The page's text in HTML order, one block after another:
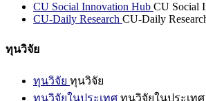
CU Social Innovation Hub CU Social
CU-Daily Research CU-Daily
ทุนวิจัย
ทุนวิจัย ทุนวิจัย
ทุนวิจัยในประเทศ ทุนวิจัยในประเทศ